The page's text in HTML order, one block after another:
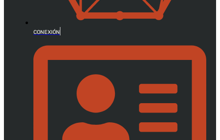
CONEXIÓN